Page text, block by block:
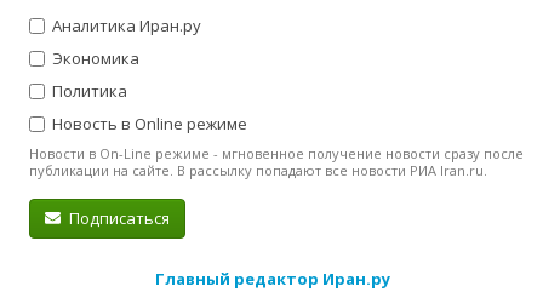
Аналитика Иран.ру
Экономика
Политика
Новость в Online режиме
Новости в On-Line режиме - мгновенное получение новости сразу после
публикации на сайте. В рассылку попадают все новости РИА Iran.ru.
Подписаться
Главный редактор Иран.ру